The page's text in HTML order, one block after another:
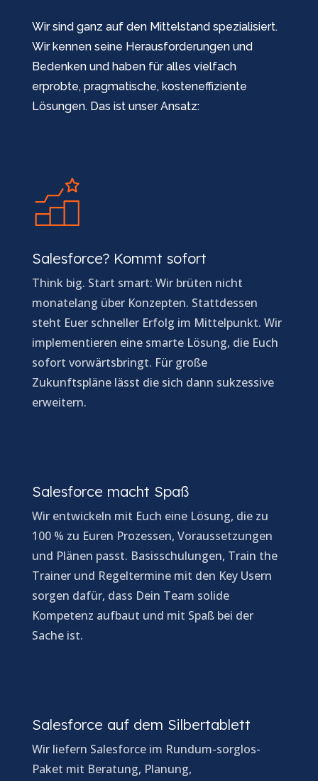
Wir sind ganz auf den Mittelstand spezialisiert.
Wir kennen seine Herausforderungen und
Bedenken und haben für alles vielfach
erprobte, pragmatische, kosteneffiziente
Lösungen. Das ist unser Ansatz:
Salesforce? Kommt sofort
Think big. Start smart: Wir brüten nicht
monatelang über Konzepten. Stattdessen
steht Euer schneller Erfolg im Mittelpunkt. Wir
implementieren eine smarte Lösung, die Euch
sofort vorwärtsbringt. Für große
Zukunftspläne lässt die sich dann sukzessive
erweitern.
Salesforce macht Spaß
Wir entwickeln mit Euch eine Lösung, die zu
100 % zu Euren Prozessen, Voraussetzungen
und Plänen passt. Basisschulungen, Train the
Trainer und Regeltermine mit den Key Usern
sorgen dafür, dass Dein Team solide
Kompetenz aufbaut und mit Spaß bei der
Sache ist.
Salesforce auf dem Silbertablett
Wir liefern Salesforce im Rundum-sorglos-
Paket mit Beratung, Planung,